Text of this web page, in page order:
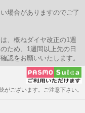
場合がありますのでご了
、概ねダイヤ改正の1週
ため、1週間以上先の日
認をお願いいたします。
ございます。ご注意下さい。